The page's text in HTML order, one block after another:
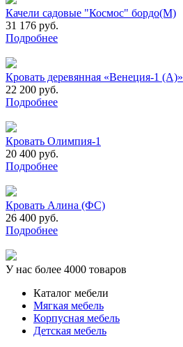
Качели садовые "Космос" бордо(М)
31 176 руб.
Подробнее
Кровать деревянная «Венеция-1 (А)»
22 200 руб.
Подробнее
Кровать Олимпия-1
20 400 руб.
Подробнее
Кровать Алина (ФС)
26 400 руб.
Подробнее
У нас более 4000 товаров
Каталог мебели
Мягкая мебель
Корпусная мебель
Детская мебель